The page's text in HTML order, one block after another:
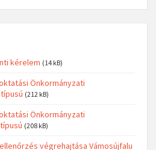
kérelem (14 kB)
Önkormányzati
(212 kB)
Önkormányzati
(208 kB)
végrehajtása Vámosújfalu